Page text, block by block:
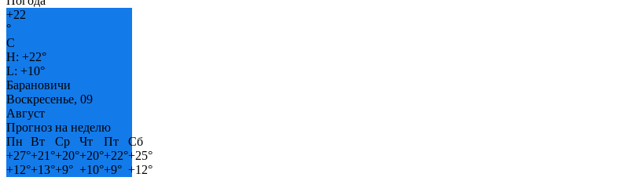
+22
°
C
H: +22°
L: +10°
Барановичи
Воскресенье, 09
Август
Прогноз на неделю
Пн
Вт Ср Чт Пт
Сб
+27°+21°+20°+20°+22°+25°
+12°+13°+9° +10°+9° +12°